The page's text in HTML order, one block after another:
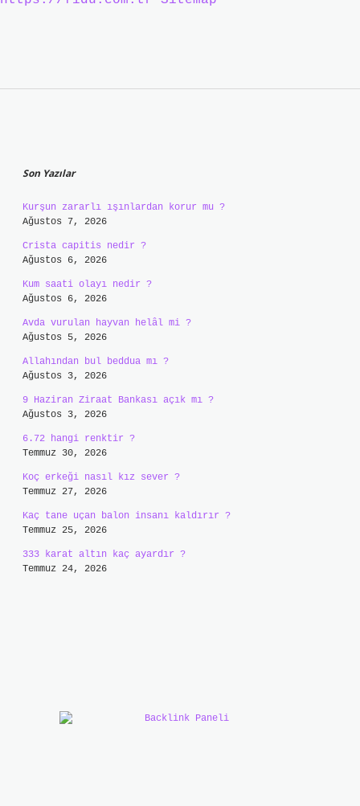
Son Yazılar
Kurşun zararlı ışınlardan korur mu ?
Ağustos 7, 2026
Crista capitis nedir ?
Ağustos 6, 2026
Kum saati olayı nedir ?
Ağustos 6, 2026
Avda vurulan hayvan helâl mi ?
Ağustos 5, 2026
Allahından bul beddua mı ?
Ağustos 3, 2026
9 Haziran Ziraat Bankası açık mı ?
Ağustos 3, 2026
6.72 hangi renktir ?
Temmuz 30, 2026
Koç erkeği nasıl kız sever ?
Temmuz 27, 2026
Kaç tane uçan balon insanı kaldırır ?
Temmuz 25, 2026
333 karat altın kaç ayardır ?
Temmuz 24, 2026